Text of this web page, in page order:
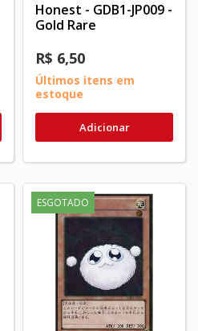
Honest - GDB1-JP009 -
Gold Rare
R$ 6,50
Últimos itens em
estoque
Adicionar
ESGOTADO